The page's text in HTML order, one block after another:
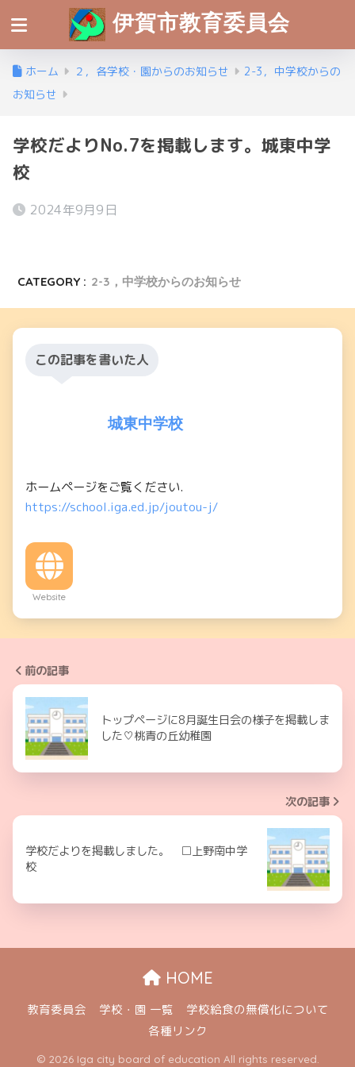
伊賀市教育委員会
ホーム ２，各学校・園からのお知らせ
2-3，中学校からの
お知らせ
学校だよりNo.7を掲載します。城東中学
校
2024年9月9日
CATEGORY : 2-3，中学校からのお知らせ
この記事を書いた人
城東中学校
ホームページをご覧ください.
https://school.iga.ed.jp/joutou-j/
Website
前の記事
トップページに8月誕生日会の様子を掲載しま
した♡桃青の丘幼稚園
次の記事
学校だよりを掲載しました。 □上野南中学
校
HOME
教育委員会 学校・園 一覧
学校給食の無償化について
各種リンク
© 2026 Iga city board of education All rights reserved.